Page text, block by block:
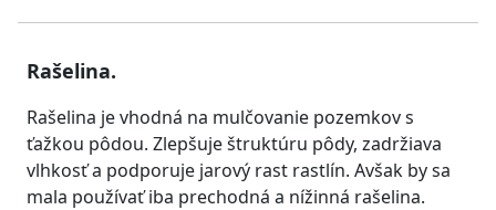
Rašelina.
Rašelina je vhodná na mulčovanie pozemkov s
ťažkou pôdou. Zlepšuje štruktúru pôdy, zadržiava
vlhkosť a podporuje jarový rast rastlín. Avšak by sa
mala používať iba prechodná a nížinná rašelina.